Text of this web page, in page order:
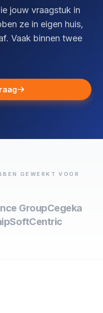
jouw vraagstuk in
ze in eigen huis,
Vaak binnen twee
GEWERKT VOOR
GroupCegeka
Centric